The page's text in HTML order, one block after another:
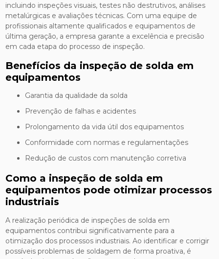
incluindo inspeções visuais, testes não destrutivos, análises
metalúrgicas e avaliações técnicas. Com uma equipe de
profissionais altamente qualificados e equipamentos de
última geração, a empresa garante a excelência e precisão
em cada etapa do processo de inspeção.
Benefícios da inspeção de solda em
equipamentos
Garantia da qualidade da solda
Prevenção de falhas e acidentes
Prolongamento da vida útil dos equipamentos
Conformidade com normas e regulamentações
Redução de custos com manutenção corretiva
Como a inspeção de solda em
equipamentos pode otimizar processos
industriais
A realização periódica de inspeções de solda em
equipamentos contribui significativamente para a
otimização dos processos industriais. Ao identificar e corrigir
possíveis problemas de soldagem de forma proativa, é